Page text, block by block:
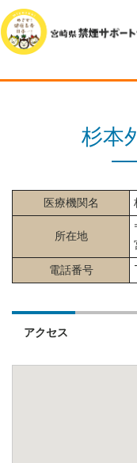
杉本
医療機関名
所在地
電話番号
アクセス